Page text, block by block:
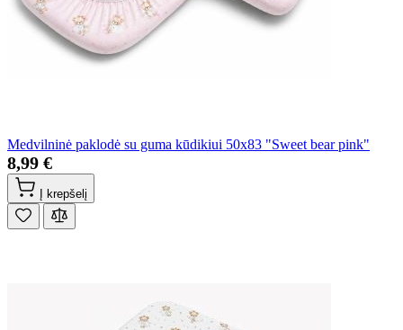
Medvilninė paklodė su guma kūdikiui 50x83 "Sweet bear pink"
8,99 €
Į krepšelį